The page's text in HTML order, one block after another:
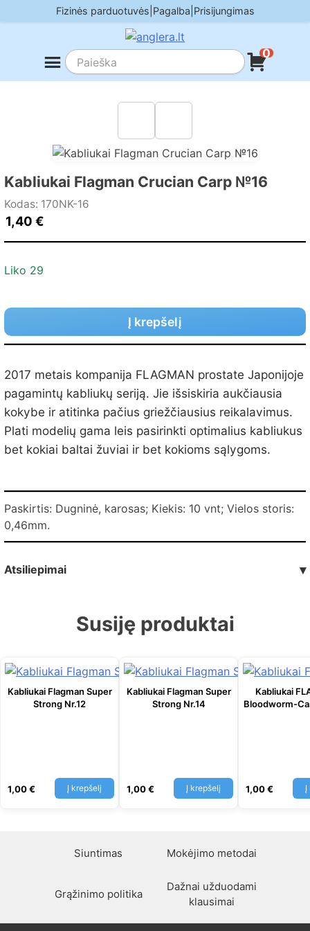
to
Fizinės parduotuvės Pagalba Prisijungimas
0
Kabliukai Flagman Crucian Carp №16
Kodas: 170NK-16
1,40 €
Liko 29
Į krepšelį
2017 metais kompanija FLAGMAN prostate Japonijoje
pagamintų kabliukų seriją. Jie išsiskiria aukčiausia
kokybe ir atitinka pačius griežčiausius reikalavimus.
Plati modelių gama leis pasirinkti optimalius kabliukus
bet kokiai baltai žuviai ir bet kokioms sąlygoms.
Paskirtis: Dugninė, karosas; Kiekis: 10 vnt; Vielos storis:
0,46mm.
Atsiliepimai ▾
Susiję produktai
Kabliukai Flagman Super
Strong Nr.12
1,00€ Į krepšelį
Kabliukai Flagman Super
Strong Nr.14
1,00€ Į krepšelį
Kabliukai
Bloodworm-
1,00€ Į
Siuntimas Mokėjimo metodai
Grąžinimo politika
Dažnai užduodami
klausimai